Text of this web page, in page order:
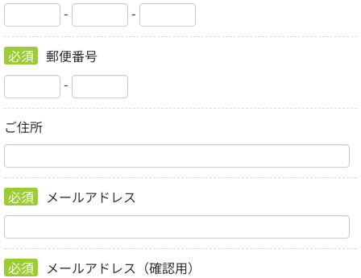
-
-
必須
郵便番号
-
ご住所
必須 メールアドレス
必須 メールアドレス（確認用）